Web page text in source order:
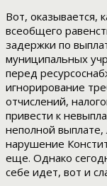
Вот, оказывается,
всеобщего
задержки по
муниципальных
перед
игнорирование
отчислений,
привести к
неполной выплате,
нарушение
еще. Однако
себе идет, вот и